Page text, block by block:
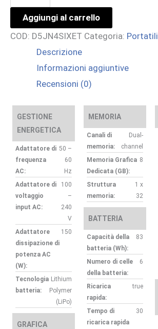
X16
G1I
U7
RTXP1000
3YW
quantità
Aggiungi al carrello
COD: D5JN4SIXET Categoria: Portatili
Descrizione
Informazioni aggiuntive
Recensioni (0)
GESTIONE
ENERGETICA
Adattatore di
frequenza
AC:
50 –
60
Hz
Adattatore di
voltaggio
input AC:
100
–
240
V
Adattatore
dissipazione di
potenza AC
(W):
150
Tecnologia
batteria:
Lithium
Polymer
(LiPo)
GRAFICA
MEMORIA
Canali di
memoria:
Dual-
channel
Memoria Grafica
Dedicata (GB):
8
Struttura
memoria:
1 x
32
BATTERIA
Capacità della
batteria (Wh):
83
Numero di celle
della batteria:
6
Ricarica
rapida:
true
Tempo di
ricarica rapida
30